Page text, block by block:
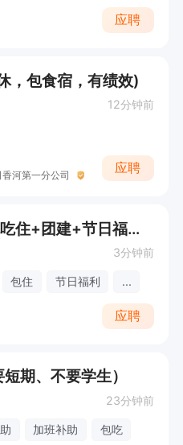
应聘
，包食宿，有绩效)
12分钟前
河第一分公司
应聘
餐饮主管（有公休+包吃住+团建+节日福利+工龄奖）
3分钟前
包住 节日福利 ...
应聘
期、不要学生）
23分钟前
加班补助 包吃